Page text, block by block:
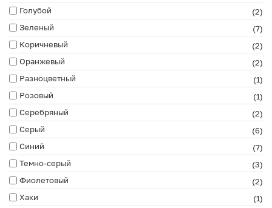
Голубой
(2)
Зеленый
(7)
Коричневый
(2)
Оранжевый
(2)
Разноцветный
(1)
Розовый
(1)
Серебряный
(2)
Серый
(6)
Синий
(7)
Темно-серый
(3)
Фиолетовый
(2)
Хаки
(1)